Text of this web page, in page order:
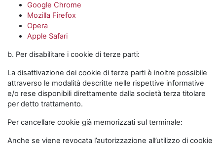
Google Chrome
Mozilla Firefox
Opera
Apple Safari
b. Per disabilitare i cookie di terze parti:
La disattivazione dei cookie di terze parti è inoltre possibile
attraverso le modalità descritte nelle rispettive informative
e/o rese disponibili direttamente dalla società terza titolare
per detto trattamento.
Per cancellare cookie già memorizzati sul terminale:
Anche se viene revocata l’autorizzazione all’utilizzo di cookie